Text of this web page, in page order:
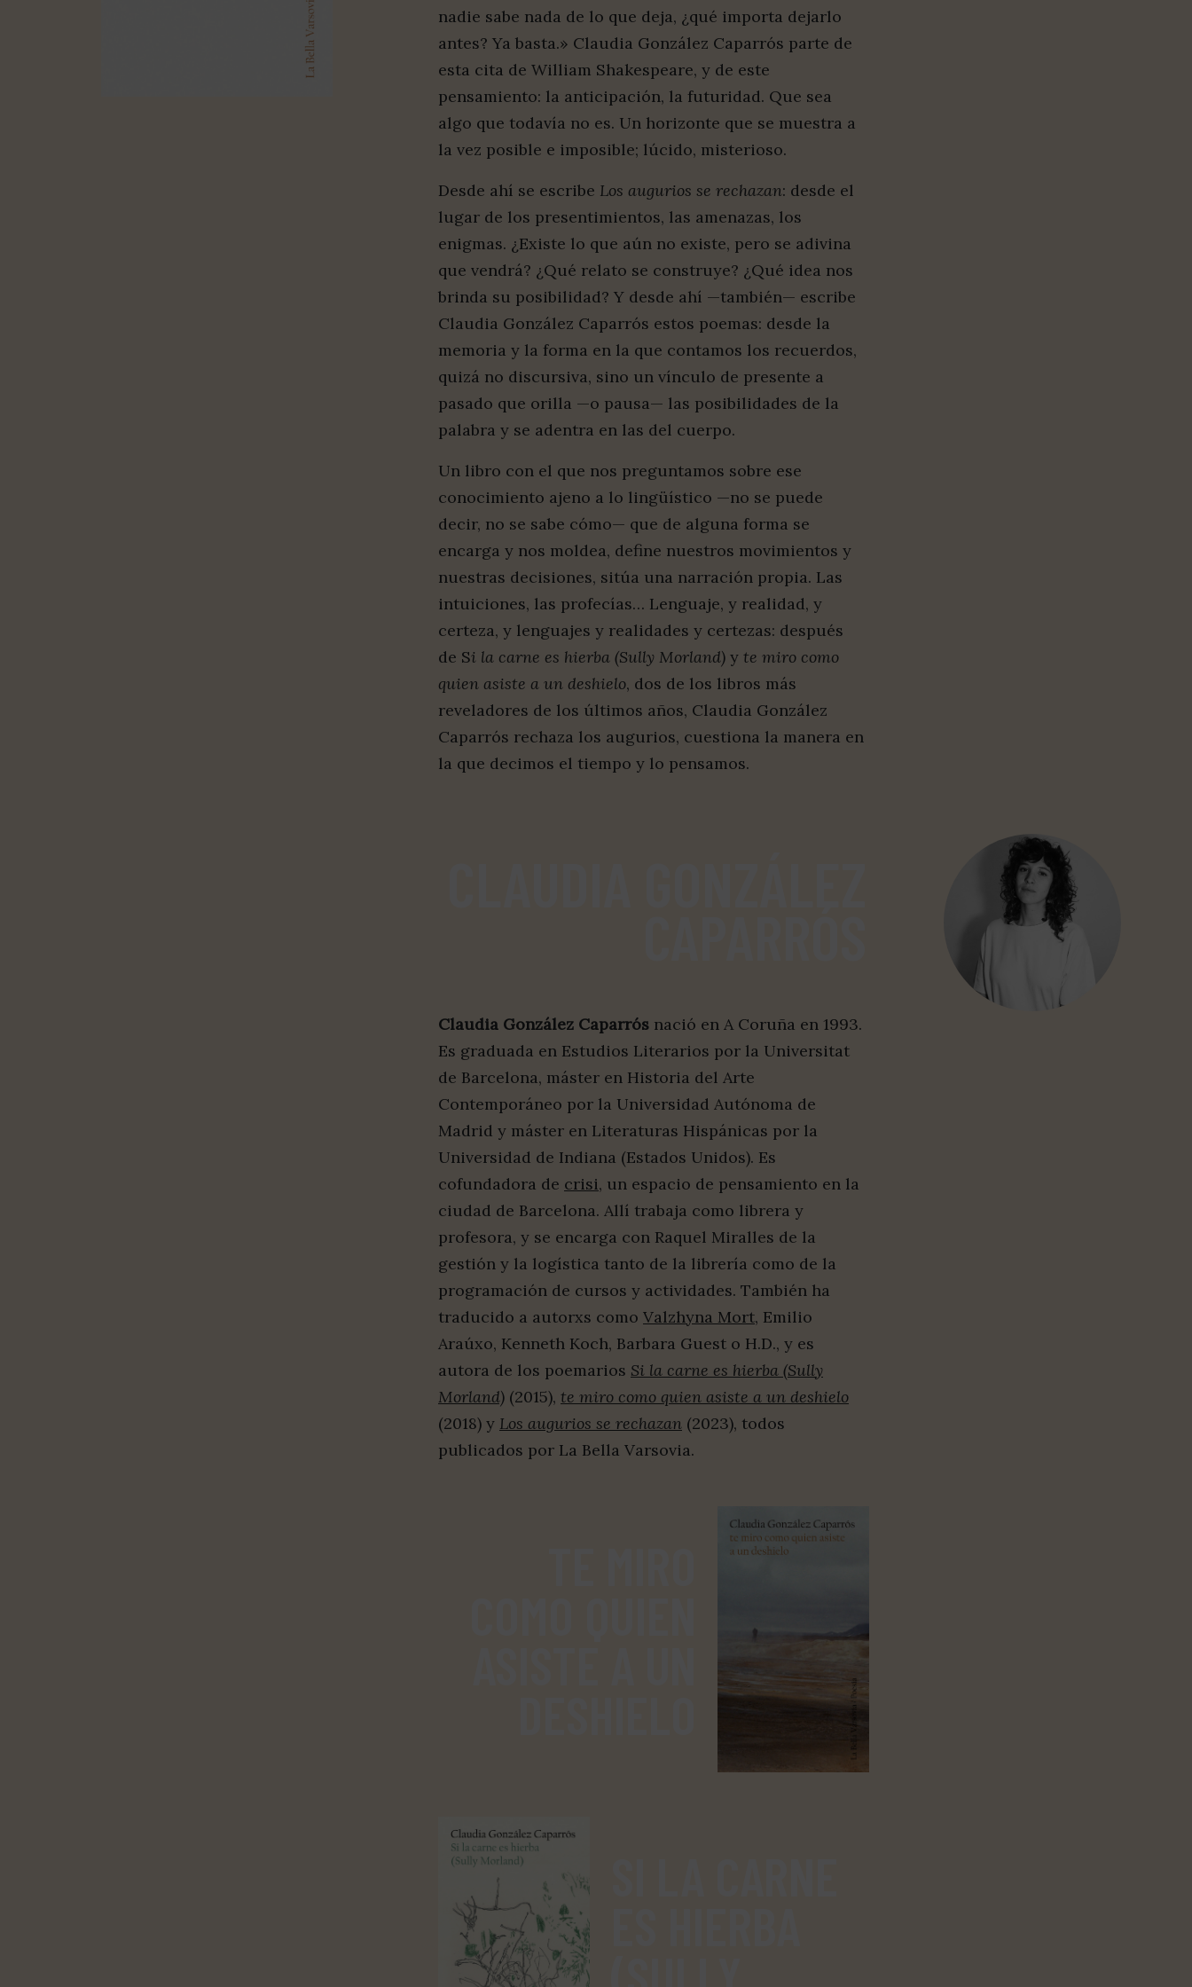
nadie sabe nada de lo que deja, ¿qué importa dejarlo
antes? Ya basta.» Claudia González Caparrós parte de
esta cita de William Shakespeare, y de este
pensamiento: la anticipación, la futuridad. Que sea
algo que todavía no es. Un horizonte que se muestra a
la vez posible e imposible; lúcido, misterioso.
Desde ahí se escribe Los augurios se rechazan: desde el
lugar de los presentimientos, las amenazas, los
enigmas. ¿Existe lo que aún no existe, pero se adivina
que vendrá? ¿Qué relato se construye? ¿Qué idea nos
brinda su posibilidad? Y desde ahí —también— escribe
Claudia González Caparrós estos poemas: desde la
memoria y la forma en la que contamos los recuerdos,
quizá no discursiva, sino un vínculo de presente a
pasado que orilla —o pausa— las posibilidades de la
palabra y se adentra en las del cuerpo.
Un libro con el que nos preguntamos sobre ese
conocimiento ajeno a lo lingüístico —no se puede
decir, no se sabe cómo— que de alguna forma se
encarga y nos moldea, define nuestros movimientos y
nuestras decisiones, sitúa una narración propia. Las
intuiciones, las profecías… Lenguaje, y realidad, y
certeza, y lenguajes y realidades y certezas: después
de Si la carne es hierba (Sully Morland) y te miro como
quien asiste a un deshielo, dos de los libros más
reveladores de los últimos años, Claudia González
Caparrós rechaza los augurios, cuestiona la manera en
la que decimos el tiempo y lo pensamos.
Claudia González Caparrós nació en A Coruña en 1993.
Es graduada en Estudios Literarios por la Universitat
de Barcelona, máster en Historia del Arte
Contemporáneo por la Universidad Autónoma de
Madrid y máster en Literaturas Hispánicas por la
Universidad de Indiana (Estados Unidos). Es
cofundadora de crisi, un espacio de pensamiento en la
ciudad de Barcelona. Allí trabaja como librera y
profesora, y se encarga con Raquel Miralles de la
gestión y la logística tanto de la librería como de la
programación de cursos y actividades. También ha
traducido a autorxs como Valzhyna Mort, Emilio
Araúxo, Kenneth Koch, Barbara Guest o H.D., y es
autora de los poemarios Si la carne es hierba (Sully
Morland) (2015), te miro como quien asiste a un deshielo
(2018) y Los augurios se rechazan (2023), todos
publicados por La Bella Varsovia.